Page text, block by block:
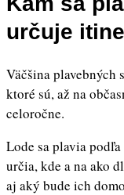
určuje
Väčšina
ktoré sú, až na
celoročne.
Lode sa plavia
určia, kde a na ako
aj aký bude ich